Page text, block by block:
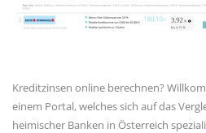
Kreditzinsen online berechnen?
einem Portal, welches sich auf das
heimischer Banken in Österreich